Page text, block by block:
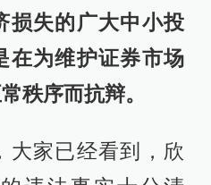
损失的广大中小投
在为维护证券市场
秩序而抗辩。
大家已经看到，欣